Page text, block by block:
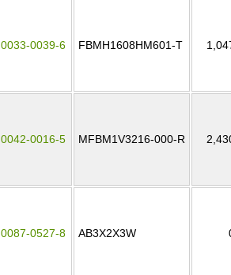
0033-0039-6 FBMH1608HM601-T
0042-0016-5 MFBM1V3216-000-R
0087-0527-8 AB3X2X3W